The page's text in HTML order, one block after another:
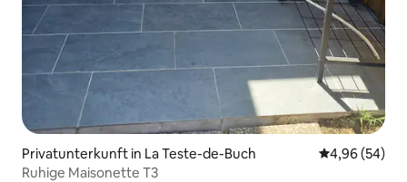
Privatunterkunft in La Teste-de-Buch
4,96 (54)
Ruhige Maisonette T3